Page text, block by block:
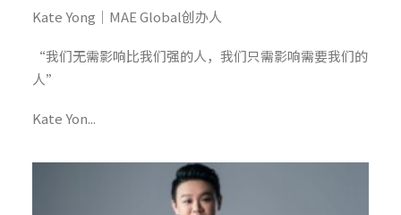
Kate Yong｜MAE Global创办人
“我们无需影响比我们强的人，我们只需影响需要我们的
人”
Kate Yon...